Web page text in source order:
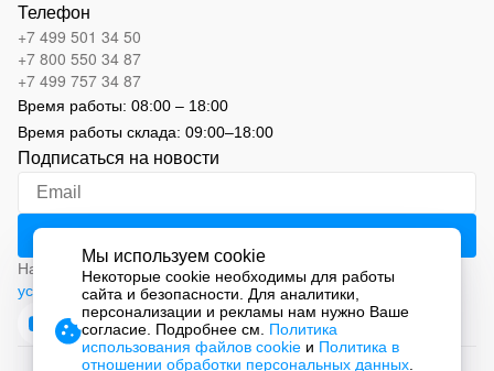
Телефон
+7 499 501 34 50
+7 800 550 34 87
+7 499 757 34 87
Время работы: 08:00 – 18:00
Время работы склада: 09:00–18:00
Подписаться на новости
Нажимая на кнопку «Подписаться», вы соглашаетесь с
условиями обработки персональных данных
Мы используем cookie
Некоторые cookie необходимы для работы
сайта и безопасности. Для аналитики,
персонализации и рекламы нам нужно Ваше
согласие. Подробнее см. Политика
использования файлов cookie и Политика в
отношении обработки персональных данных